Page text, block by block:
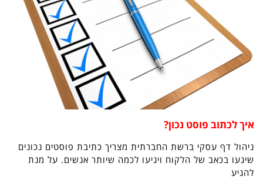
איך לכתוב פוסט נכון?
ניהול דף עסקי ברשת החברתית מצריך כתיבת פוסטים נכונים
שיגעו בכאב של הלקוח ויגיעו לכמה שיותר אנשים. על מנת
להגיע